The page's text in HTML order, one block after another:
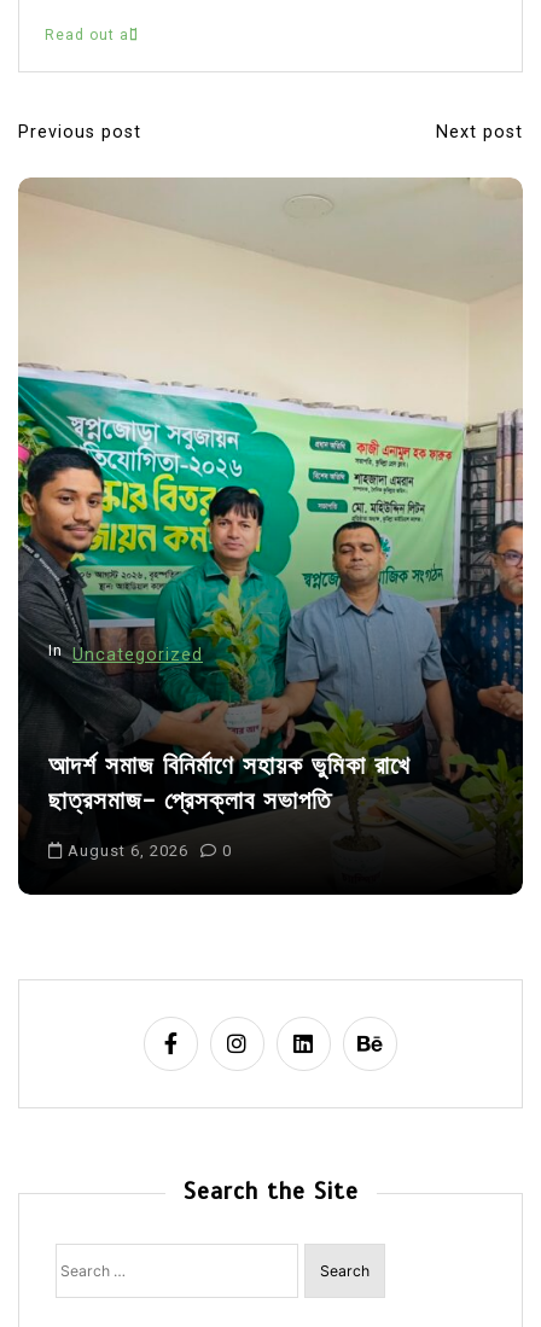
Read out all
P
o
v
i
g
a
t
i
o
n
Previous post Next post
In Uncategorized
আদর্শ সমাজ বিনির্মাণে সহায়ক ভুমিকা রাখে
ছাত্রসমাজ- প্রেসক্লাব সভাপতি
August 6, 2026 0
Search the Site
Search
for: